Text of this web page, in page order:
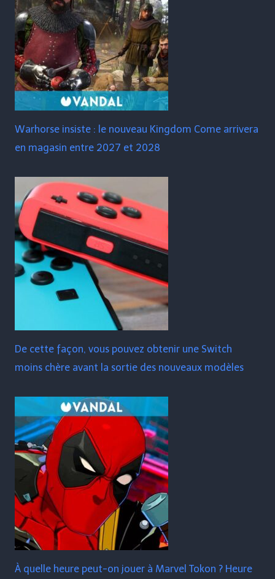
Warhorse insiste : le nouveau Kingdom Come arrivera
en magasin entre 2027 et 2028
De cette façon, vous pouvez obtenir une Switch
moins chère avant la sortie des nouveaux modèles
À quelle heure peut-on jouer à Marvel Tokon ? Heure